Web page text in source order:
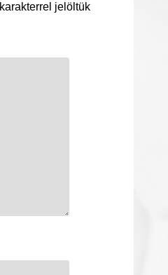
karakterrel jelöltük